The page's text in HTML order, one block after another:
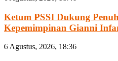
Ketum PSSI Dukung
Kepemimpinan Gianni
6 Agustus, 2026, 18:36